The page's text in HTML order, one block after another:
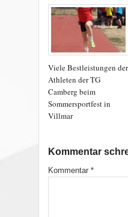
Viele Bestleistungen der
Athleten der TG
Camberg beim
Sommersportfest in
Villmar
Kommentar
Kommentar *